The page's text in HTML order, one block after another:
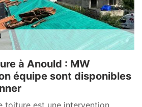
à Anould : MW
équipe sont disponibles
toiture est une intervention